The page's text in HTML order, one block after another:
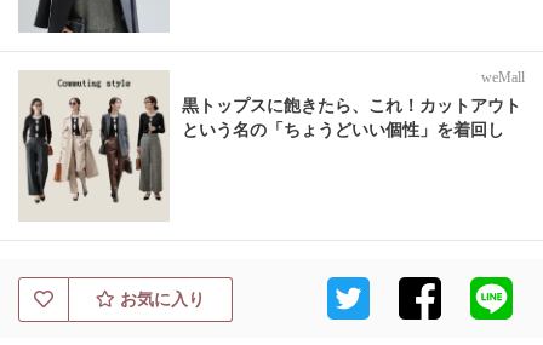
weMall
黒トップスに飽きたら、これ！カットアウト
という名の「ちょうどいい個性」を着回し
お気に入り